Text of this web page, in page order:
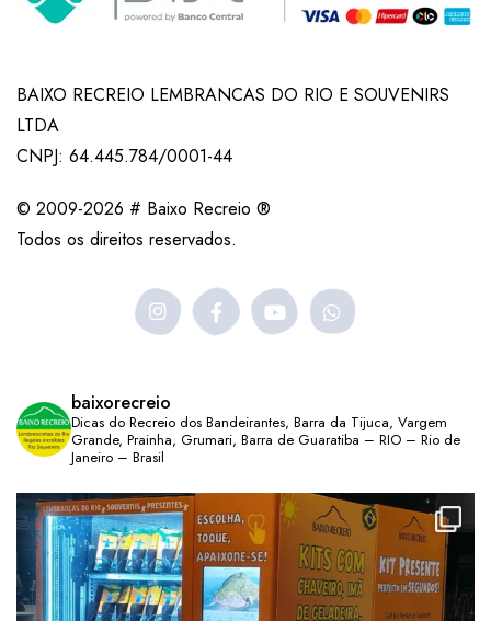
BAIXO RECREIO LEMBRANCAS DO RIO E SOUVENIRS
LTDA
CNPJ: 64.445.784/0001-44
© 2009-2026 # Baixo Recreio ®
Todos os direitos reservados.
baixorecreio
Dicas do Recreio dos Bandeirantes, Barra da Tijuca, Vargem
Grande, Prainha, Grumari, Barra de Guaratiba – RIO – Rio de
Janeiro – Brasil